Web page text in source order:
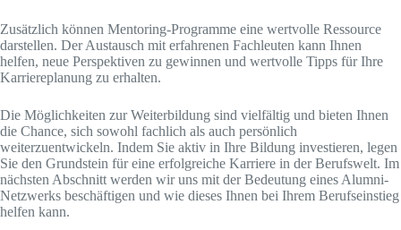
Zusätzlich können Mentoring-Programme eine wertvolle Ressource
darstellen. Der Austausch mit erfahrenen Fachleuten kann Ihnen
helfen, neue Perspektiven zu gewinnen und wertvolle Tipps für Ihre
Karriereplanung zu erhalten.
Die Möglichkeiten zur Weiterbildung sind vielfältig und bieten Ihnen
die Chance, sich sowohl fachlich als auch persönlich
weiterzuentwickeln. Indem Sie aktiv in Ihre Bildung investieren, legen
Sie den Grundstein für eine erfolgreiche Karriere in der Berufswelt. Im
nächsten Abschnitt werden wir uns mit der Bedeutung eines Alumni-
Netzwerks beschäftigen und wie dieses Ihnen bei Ihrem Berufseinstieg
helfen kann.